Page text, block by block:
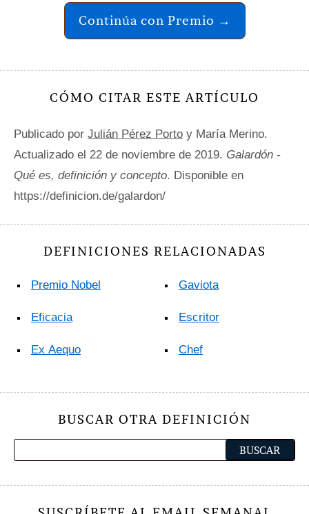
Continúa con Premio →
CÓMO CITAR ESTE ARTÍCULO
Publicado por Julián Pérez Porto y María Merino.
Actualizado el 22 de noviembre de 2019. Galardón -
Qué es, definición y concepto. Disponible en
https://definicion.de/galardon/
DEFINICIONES RELACIONADAS
Premio Nobel
Eficacia
Ex Aequo
Gaviota
Escritor
Chef
BUSCAR OTRA DEFINICIÓN